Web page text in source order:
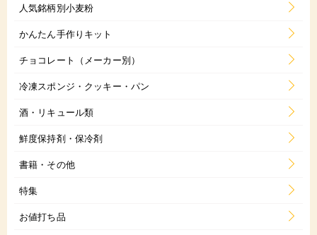
人気銘柄別小麦粉
かんたん手作りキット
チョコレート（メーカー別）
冷凍スポンジ・クッキー・パン
酒・リキュール類
鮮度保持剤・保冷剤
書籍・その他
特集
お値打ち品